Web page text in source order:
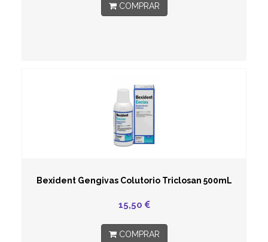
COMPRAR
Bexident Gengivas Colutorio Triclosan 500mL
15,50
COMPRAR